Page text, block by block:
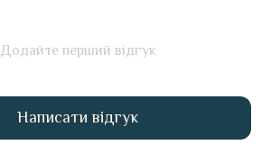
Додайте перший відгук
Написати відгук